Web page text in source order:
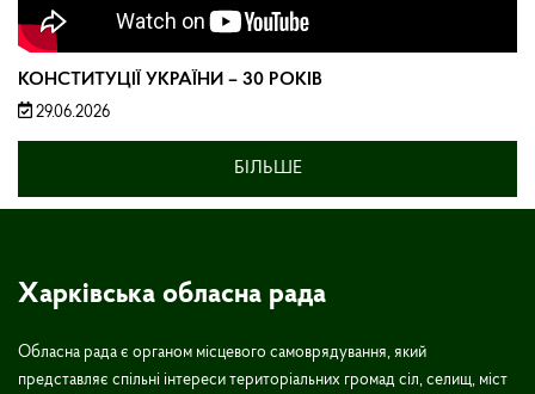
КОНСТИТУЦІЇ УКРАЇНИ – 30 РОКІВ
29.06.2026
БІЛЬШЕ
Харківська обласна рада
Обласна рада є органом місцевого самоврядування, який
представляє спільні інтереси територіальних громад сіл, селищ, міст